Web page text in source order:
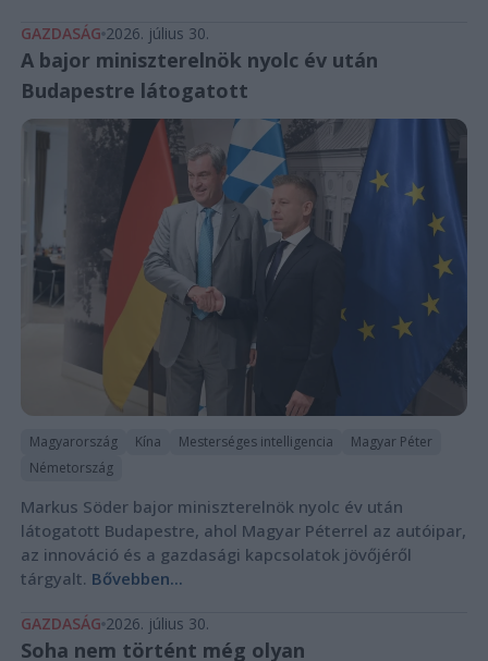
GAZDASÁG 2026. július 30.
A bajor miniszterelnök nyolc év után
Budapestre látogatott
Magyarország Kína Mesterséges intelligencia
Magyar Péter
Németország
Markus Söder bajor miniszterelnök nyolc év után
látogatott Budapestre, ahol Magyar Péterrel az autóipar,
az innováció és a gazdasági kapcsolatok jövőjéről
tárgyalt. Bővebben...
GAZDASÁG 2026. július 30.
Soha nem történt még olyan